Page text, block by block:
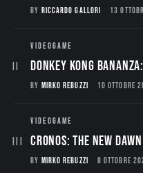
BY RICCARDO GALLORI 13
VIDEOGAME
Donkey Kong
BY MIRKO REBUZZI 10 OTTOBRE
VIDEOGAME
CRONOS: THE NEW
BY MIRKO REBUZZI 8 OTTOBRE